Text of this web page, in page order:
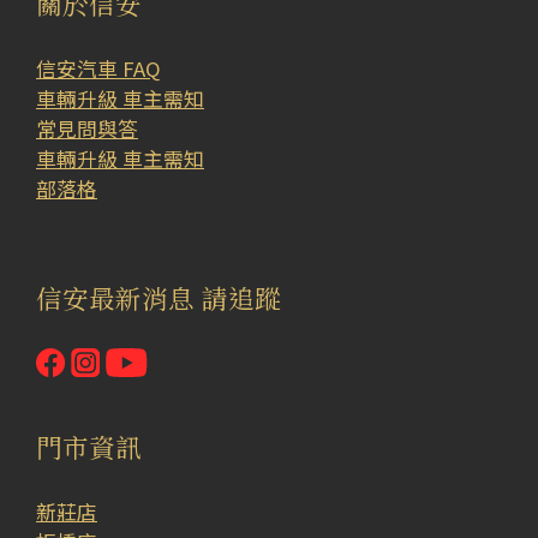
信安汽車 FAQ
車輛升級 車主需知
常見問與答
車輛升級 車主需知
部落格
信安最新消息 請追蹤
門市資訊
新莊店